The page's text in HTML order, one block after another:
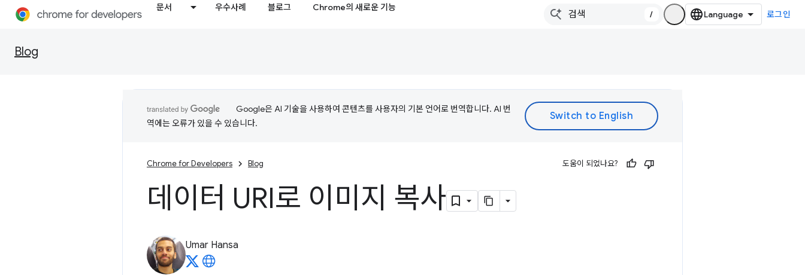
문서 우수사례 블로그 Chrome의 새로운 기능
/ 로그인
Blog
Google은 AI 기술을 사용하여 콘텐츠를 사용자의 기본 언어로 번역합니다. AI 번
역에는 오류가 있을 수 있습니다.
Chrome for Developers Blog 도움이 되었나요?
데이터 URI로 이미지 복사
Umar Hansa